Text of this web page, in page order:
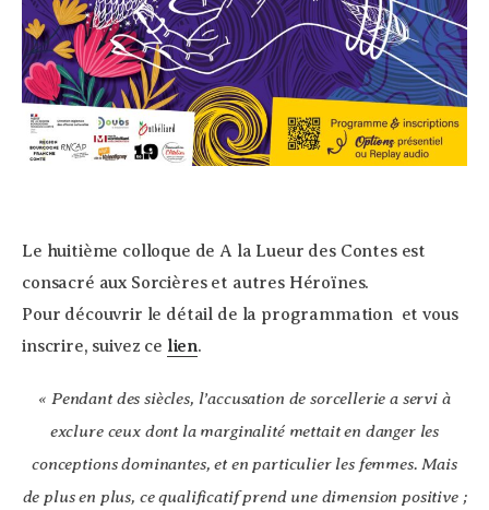
Le huitième colloque de A la Lueur des Contes est
consacré aux Sorcières et autres Héroïnes.
Pour découvrir le détail de la programmation et vous
inscrire, suivez ce lien.
« Pendant des siècles, l’accusation de sorcellerie a servi à
exclure ceux dont la marginalité mettait en danger les
conceptions dominantes, et en particulier les femmes. Mais
de plus en plus, ce qualificatif prend une dimension positive ;